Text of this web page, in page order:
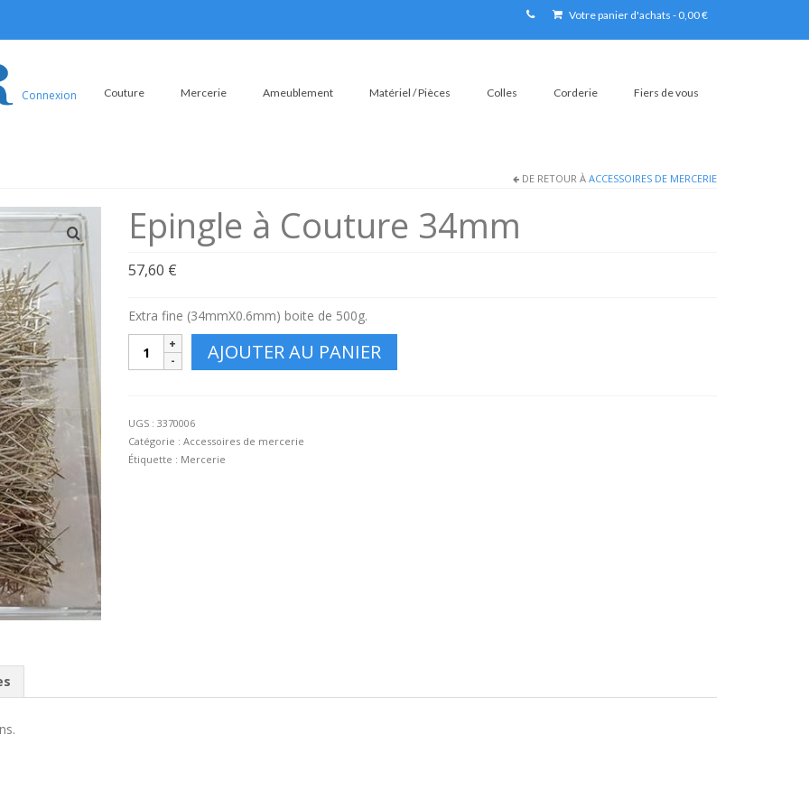
Votre panier d'achats - 0,00€
Connexion Couture Mercerie Ameublement Matériel / Pièces Colles Corderie Fiers de vous
DE RETOUR À ACCESSOIRES DE MERCERIE
Epingle à Couture 34mm
57,60 €
Extra fine (34mmX0.6mm) boite de 500g.
quantité
34mm
AJOUTER AU PANIER
UGS : 3370006
Catégorie : Accessoires de mercerie
Étiquette : Mercerie